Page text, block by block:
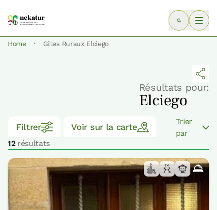
Home · Gîtes Ruraux Elciego
Résultats pour:
Elciego
Filtrer Voir sur la carte
12résultats
Trier
par